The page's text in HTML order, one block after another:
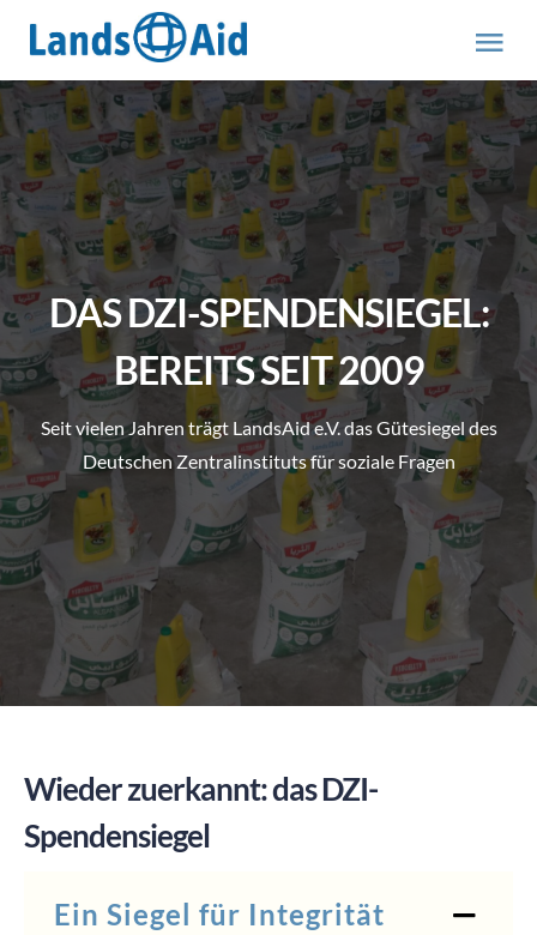
Inhalt
springen
HOME
PROJEKTE
ÜBER UNS
ABOUT US (engl.)
AKTUELLES
MITMACHEN
SPENDEN
DAS DZI-SPENDENSIEGEL:
BEREITS SEIT 2009
Seit vielen Jahren trägt LandsAid e.V. das Gütesiegel des
Deutschen Zentralinstituts für soziale Fragen
Wieder zuerkannt: das DZI-
Spendensiegel
Ein Siegel für Integrität